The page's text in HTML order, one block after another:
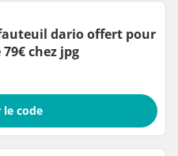
dario offert pour
chez jpg
code